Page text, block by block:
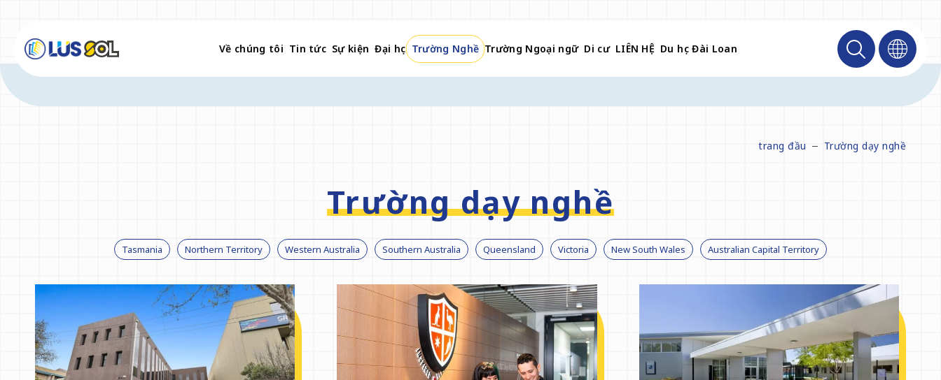
Về chúng tôi Tin tức Sự kiện Đại học Trường Nghề Trường Ngoại ngữ Di cư LIÊN HỆ Du học Đài Loan
trang đầu Trường dạy nghề
Trường dạy nghề
Tasmania Northern Territory Western Australia Southern Australia Queensland Victoria New South Wales Australian Capital Territory
Trường Nghề
Trường Ngoại ngữ